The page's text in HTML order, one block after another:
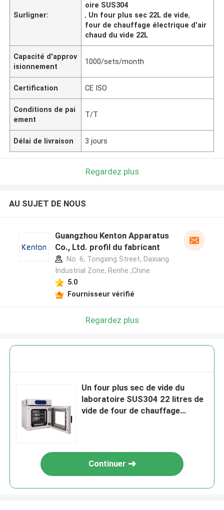
Surligner:
oire SUS304
, Un four plus sec 22L de vide,
four de chauffage électrique d'air
chaud du vide 22L
Capacité d'approv
isionnement
1000/sets/month
Certification CE ISO
Conditions de pai
ement
T/T
Délai de livraison 3 jours
Regardez plus
AU SUJET DE NOUS
Guangzhou Kenton Apparatus
Co., Ltd. profil du fabricant
No. 6, Tongxing Street, Daxiang
Industrial Zone, Renhe ,Chine
5.0
Fournisseur vérifié
Regardez plus
Un four plus sec de vide du
laboratoire SUS304 22 litres de
vide de four de chauffage
Continuer